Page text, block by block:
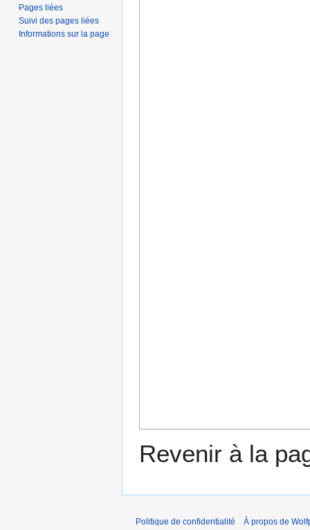
Revenir à la
Pages liées
Suivi des pages liées
Informations sur la page
Politique de confidentialité À propos de